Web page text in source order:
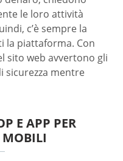
le loro attività
c’è sempre la
la piattaforma. Con
sito web avvertono gli
sicurezza mentre
E APP PER
MOBILI